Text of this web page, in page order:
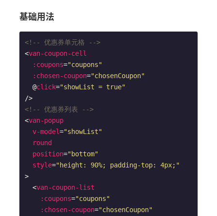
基础用法
<!-- 优惠券单元格 -->
<van-coupon-cell
:coupons="coupons"
:chosen-coupon="chosenCoupon"
  @
click="showList = true"
/>
<!-- 优惠券列表 -->
<van-popup
v-model="showList"
round
position="bottom"
style="height: 90%; padding-top: 4px;"
>
<van-coupon-list
:coupons="coupons"
:chosen-coupon="chosenCoupon"